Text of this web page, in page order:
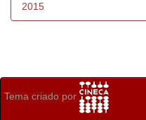
2015
Tema criado por